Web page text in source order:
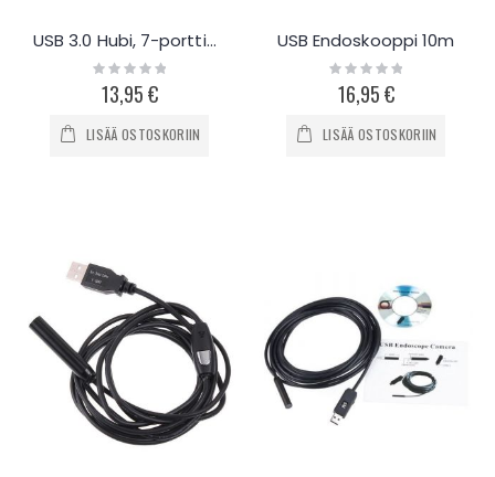
USB 3.0 Hubi, 7-porttinen
Rating:
0%
13,95 €
LISÄÄ OSTOSKORIIN
USB Endoskooppi 10m
Rating:
0%
16,95 €
LISÄÄ OSTOSKORIIN